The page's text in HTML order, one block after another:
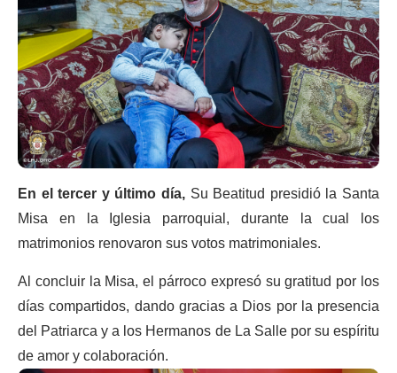
En el tercer y último día, Su Beatitud presidió la Santa
Misa en la Iglesia parroquial, durante la cual los
matrimonios renovaron sus votos matrimoniales.
Al concluir la Misa, el párroco expresó su gratitud por los
días compartidos, dando gracias a Dios por la presencia
del Patriarca y a los Hermanos de La Salle por su espíritu
de amor y colaboración.